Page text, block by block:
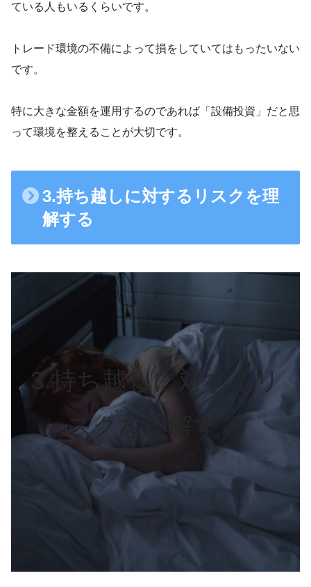
ている人もいるくらいです。
トレード環境の不備によって損をしていてはもったいない
です。
特に大きな金額を運用するのであれば「設備投資」だと思
って環境を整えることが大切です。
3.持ち越しに対するリスクを理
解する
3.持ち越しに対するリ
スクを理解する